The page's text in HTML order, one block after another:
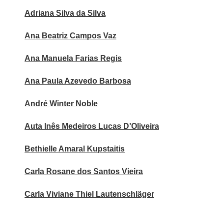
Adriana Silva da Silva
Ana Beatriz Campos Vaz
Ana Manuela Farias Regis
Ana Paula Azevedo Barbosa
André Winter Noble
Auta Inês Medeiros Lucas D’Oliveira
Bethielle Amaral Kupstaitis
Carla Rosane dos Santos Vieira
Carla Viviane Thiel Lautenschläger